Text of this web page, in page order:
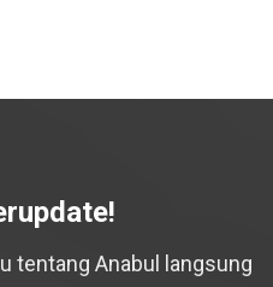
tentang Anabul langsung